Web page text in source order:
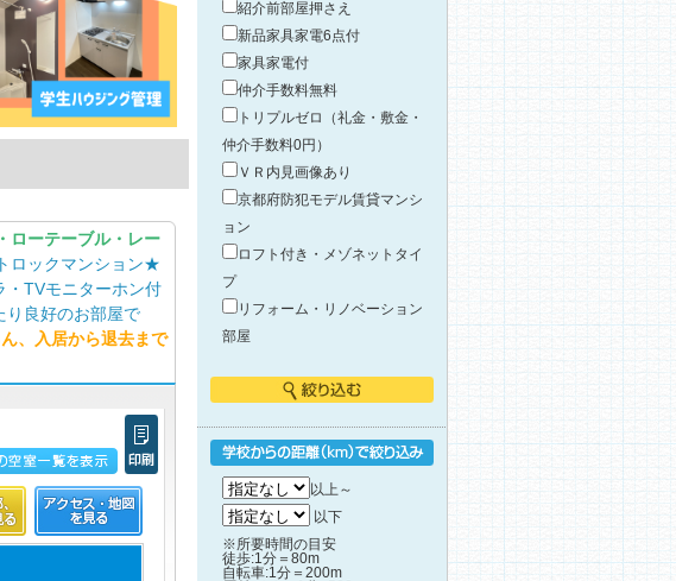
ローテーブル・レー
ロックマンション★
・TVモニターホン付
良好のお部屋で
、入居から退去まで
室一覧を見る 印刷
紹介前部屋押さえ
新品家具家電6点付
家具家電付
仲介手数料無料
トリプルゼロ（礼金・敷金・
仲介手数料0円）
ＶＲ内見画像あり
京都府防犯モデル賃貸マンシ
ョン
ロフト付き・メゾネットタイ
プ
リフォーム・リノベーション
部屋
以上～
以下
※所要時間の目安
徒歩:1分＝80m
自転車:1分＝200m